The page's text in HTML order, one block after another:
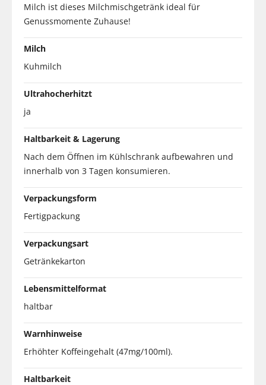
Milch ist dieses Milchmischgetränk ideal für
Genussmomente Zuhause!
Milch
Kuhmilch
Ultrahocherhitzt
ja
Haltbarkeit & Lagerung
Nach dem Öffnen im Kühlschrank aufbewahren und
innerhalb von 3 Tagen konsumieren.
Verpackungsform
Fertigpackung
Verpackungsart
Getränkekarton
Lebensmittelformat
haltbar
Warnhinweise
Erhöhter Koffeingehalt (47mg/100ml).
Haltbarkeit